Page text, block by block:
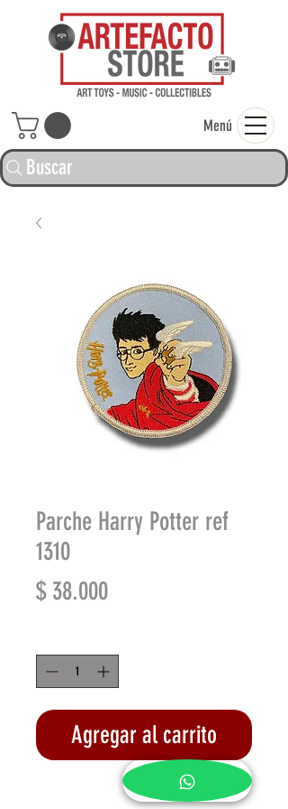
Buscar
Menú
Parche Harry Potter ref
1310
$ 38.000Precio
Agregar al carrito
Realizar compra